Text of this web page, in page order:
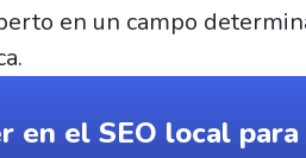
en un campo
en el SEO local